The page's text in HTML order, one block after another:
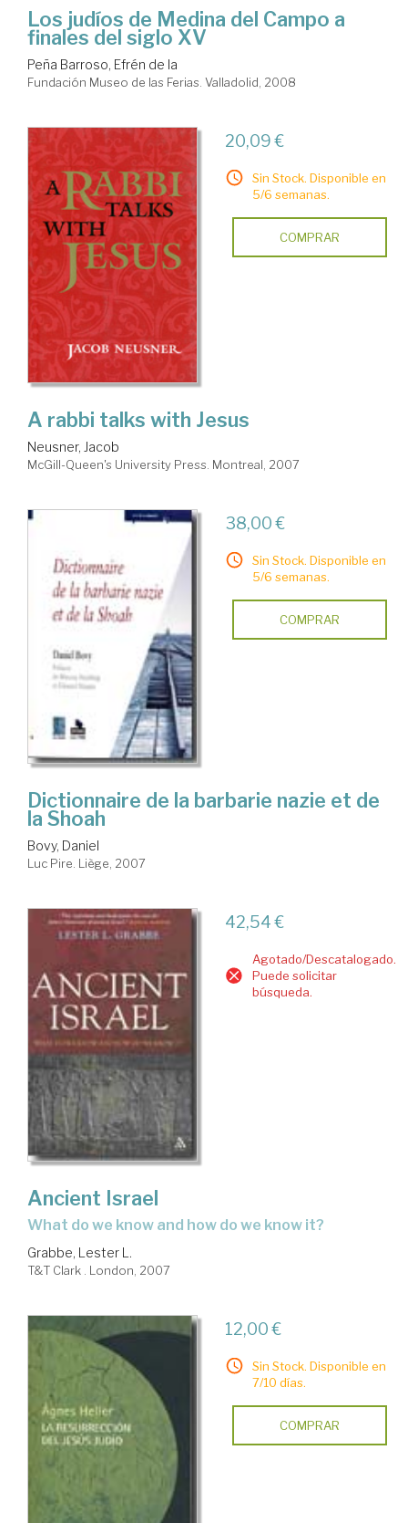
Los judíos de Medina del Campo a
finales del siglo XV
Peña Barroso, Efrén de la
Fundación Museo de las Ferias. Valladolid, 2008
20,09 €
Sin Stock. Disponible en
5/6 semanas.
COMPRAR
A rabbi talks with Jesus
Neusner, Jacob
McGill-Queen's University Press. Montreal, 2007
38,00 €
Sin Stock. Disponible en
5/6 semanas.
COMPRAR
Dictionnaire de la barbarie nazie et de
la Shoah
Bovy, Daniel
Luc Pire. Liège, 2007
42,54 €
Agotado/Descatalogado.
Puede solicitar
búsqueda.
Ancient Israel
what do we know and how do we know it?
Grabbe, Lester L.
T&T Clark . London, 2007
12,00 €
Sin Stock. Disponible en
7/10 días.
COMPRAR